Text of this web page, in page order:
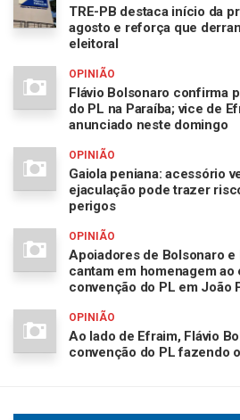
TRE-PB destaca início da
agosto e reforça que
eleitoral
OPINIÃO
Flávio Bolsonaro confirma
do PL na Paraíba; vice de
anunciado neste domingo
OPINIÃO
Gaiola peniana: acessório
ejaculação pode trazer
perigos
OPINIÃO
Apoiadores de Bolsonaro
cantam em homenagem
convenção do PL em João
OPINIÃO
Ao lado de Efraim, Flávio
convenção do PL fazendo